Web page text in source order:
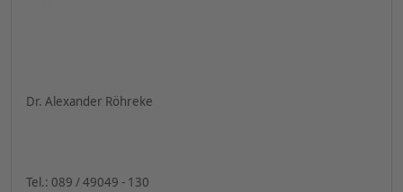
Dr. Alexander Röhreke
Tel.: 089 / 49049 - 130